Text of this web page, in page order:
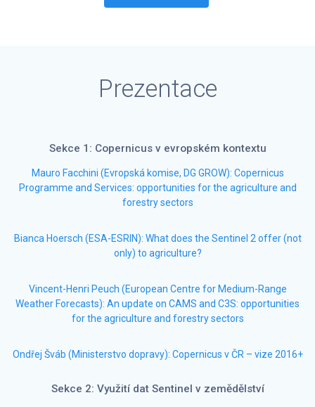
Prezentace
Sekce 1: Copernicus v evropském kontextu
Mauro Facchini (Evropská komise, DG GROW): Copernicus
Programme and Services: opportunities for the agriculture and
forestry sectors
Bianca Hoersch (ESA-ESRIN): What does the Sentinel 2 offer (not
only) to agriculture?
Vincent-Henri Peuch (European Centre for Medium-Range
Weather Forecasts): An update on CAMS and C3S: opportunities
for the agriculture and forestry sectors
Ondřej Šváb (Ministerstvo dopravy): Copernicus v ČR – vize 2016+
Sekce 2: Využití dat Sentinel v zemědělství